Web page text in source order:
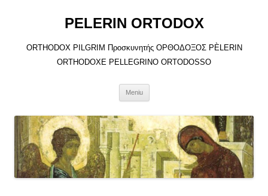
PELERIN ORTODOX
ORTHODOX PILGRIM Προσκυνητής ΟΡΘΟΔΟΞΟΣ PÈLERIN
ORTHODOXE PELLEGRINO ORTODOSSO
Meniu